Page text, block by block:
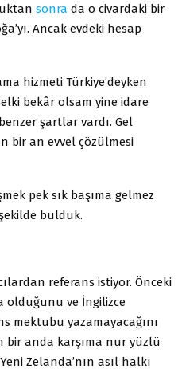
sonra da o civardaki bir
Ancak evdeki hesap
hizmeti Türkiye’deyken
bekâr olsam yine idare
şartlar vardı. Gel
bir an evvel çözülmesi
pek sık başıma gelmez
bulduk.
referans istiyor. Önceki
olduğunu ve İngilizce
mektubu yazamayacağını
anda karşıma nur yüzlü
Zelanda’nın asıl halkı